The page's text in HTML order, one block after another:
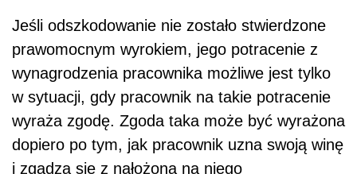
Jeśli odszkodowanie nie zostało stwierdzone
prawomocnym wyrokiem, jego potracenie z
wynagrodzenia pracownika możliwe jest tylko
w sytuacji, gdy pracownik na takie potracenie
wyraża zgodę. Zgoda taka może być wyrażona
dopiero po tym, jak pracownik uzna swoją winę
i zgadza się z nałożoną na niego